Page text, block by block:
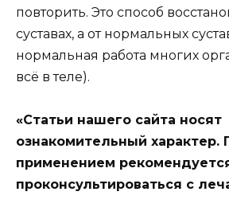
повторить. Это способ
суставах, а от нормальных
нормальная работа многих
всё в теле).
«Статьи нашего сайта носят
ознакомительный характер.
применением
проконсультироваться с